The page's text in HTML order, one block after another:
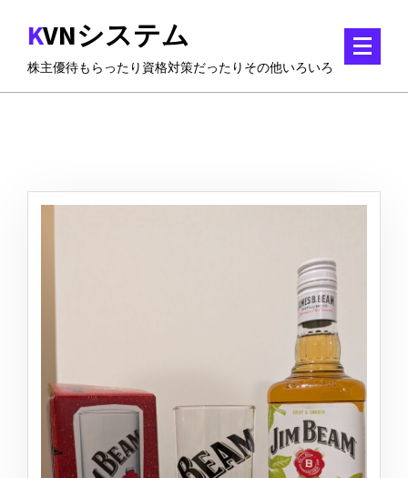
ツ
KVNシステム
株主優待もらったり資格対策だったりその他いろいろ